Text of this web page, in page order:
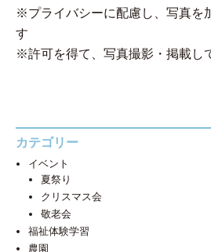
※プライバシーに配慮し、写真を
す
※許可を得て、写真撮影・掲載し
カテゴリー
イベント
夏祭り
クリスマス会
敬老会
福祉体験学習
農園